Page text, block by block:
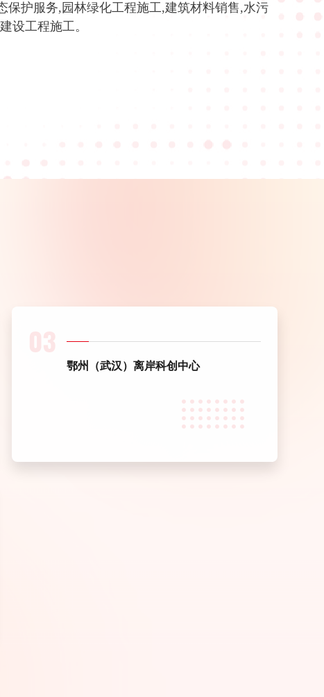
护服务,园林绿化工程施工,建筑材料销售,水污
设工程施工。
03
鄂州（武汉）离岸科创中心